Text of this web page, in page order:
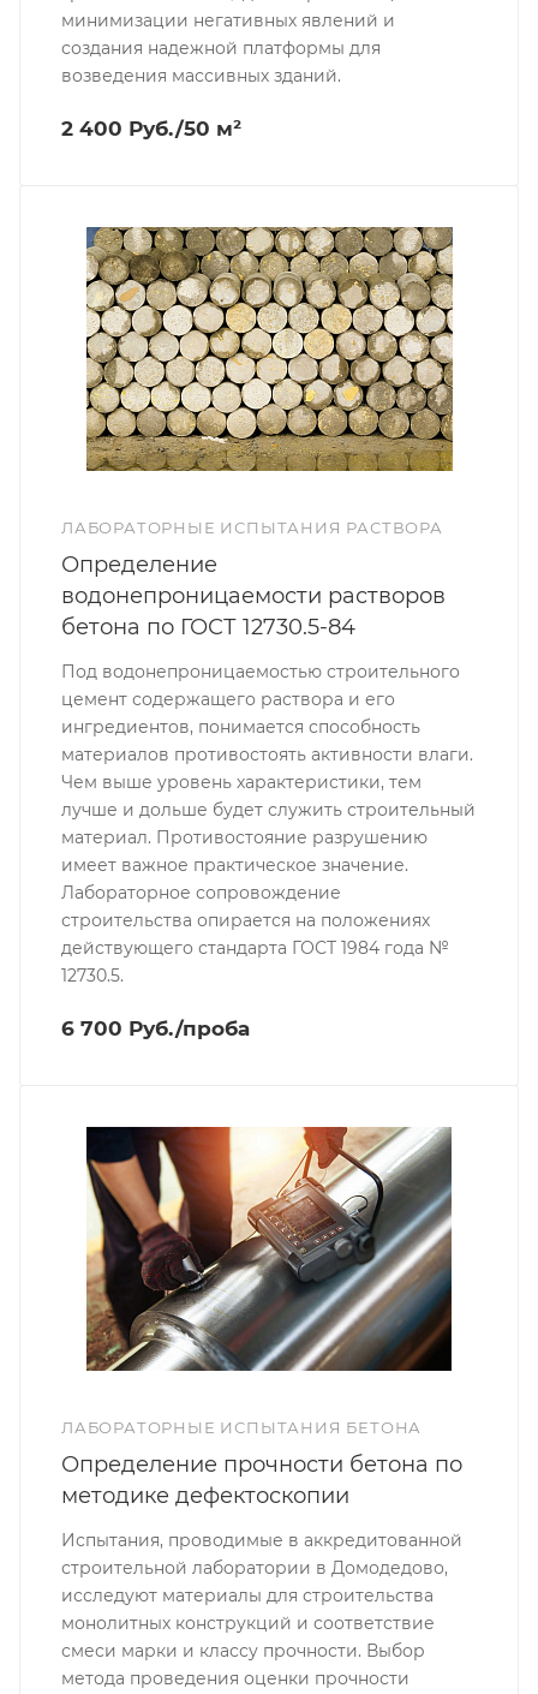
минимизации негативных явлений и
создания надежной платформы для
возведения массивных зданий.
2 400 Руб./50 м²
ЛАБОРАТОРНЫЕ ИСПЫТАНИЯ РАСТВОРА
Определение
водонепроницаемости растворов
бетона по ГОСТ 12730.5-84
Под водонепроницаемостью строительного
цемент содержащего раствора и его
ингредиентов, понимается способность
материалов противостоять активности влаги.
Чем выше уровень характеристики, тем
лучше и дольше будет служить строительный
материал. Противостояние разрушению
имеет важное практическое значение.
Лабораторное сопровождение
строительства опирается на положениях
действующего стандарта ГОСТ 1984 года №
12730.5.
6 700 Руб./проба
ЛАБОРАТОРНЫЕ ИСПЫТАНИЯ БЕТОНА
Определение прочности бетона по
методике дефектоскопии
Испытания, проводимые в аккредитованной
строительной лаборатории в Домодедово,
исследуют материалы для строительства
монолитных конструкций и соответствие
смеси марки и классу прочности. Выбор
метода проведения оценки прочности